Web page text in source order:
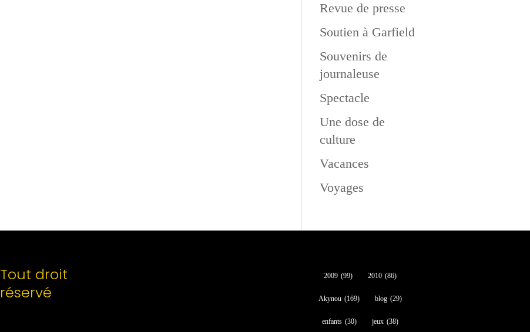
Revue de presse
Soutien à Garfield
Souvenirs de
journaleuse
Spectacle
Une dose de
culture
Vacances
Voyages
Tout droit
réservé
2009 (99) 2010 (86)
Akynou (169) blog (29)
enfants (30) jeux (38)